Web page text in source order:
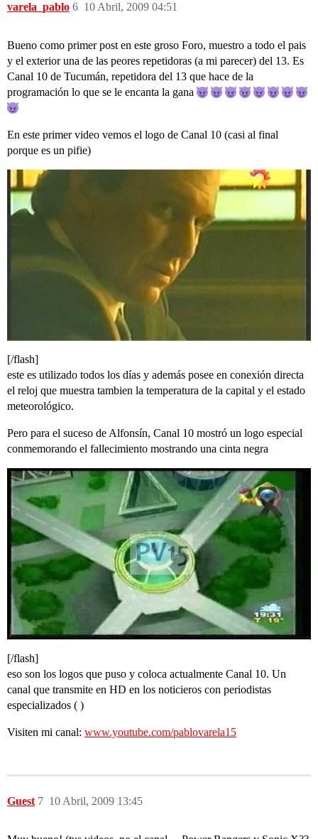
varela_pablo 10 Abril, 2009 04:51
6
Bueno como primer post en este groso Foro, muestro a todo el pais
y el exterior una de las peores repetidoras (a mi parecer) del 13. Es
Canal 10 de Tucumán, repetidora del 13 que hace de la
programación lo que se le encanta la gana
En este primer video vemos el logo de Canal 10 (casi al final
porque es un pifie)
[/flash]
este es utilizado todos los días y además posee en conexión directa
el reloj que muestra tambien la temperatura de la capital y el estado
meteorológico.
Pero para el suceso de Alfonsín, Canal 10 mostró un logo especial
conmemorando el fallecimiento mostrando una cinta negra
[/flash]
eso son los logos que puso y coloca actualmente Canal 10. Un
canal que transmite en HD en los noticieros con periodistas
especializados ( )
Visiten mi canal: www.youtube.com/pablovarela15
Guest 10 Abril, 2009 13:45
7